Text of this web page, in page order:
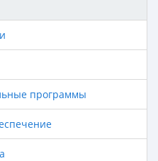
программы